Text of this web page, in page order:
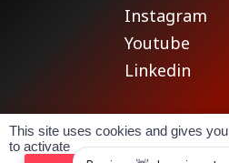
Instagram
Youtube
Linkedin
Pour les trajets courts,
Conditions
This site uses cookies and gives
to activate